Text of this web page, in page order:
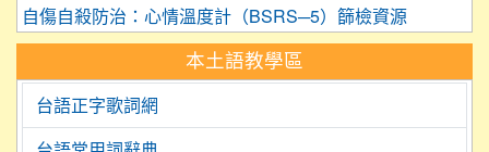
自傷自殺防治：心情溫度計（BSRS─5）篩檢資源
本土語教學區
台語正字歌詞網